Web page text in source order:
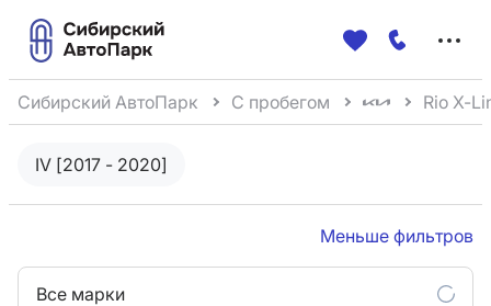
Сибирский АвтоПарк С пробегом Rio X-
IV [2017 - 2020]
Меньше фильтров
Все марки